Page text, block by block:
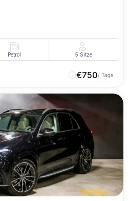
Petrol 5 Sitze
€750/ Tage